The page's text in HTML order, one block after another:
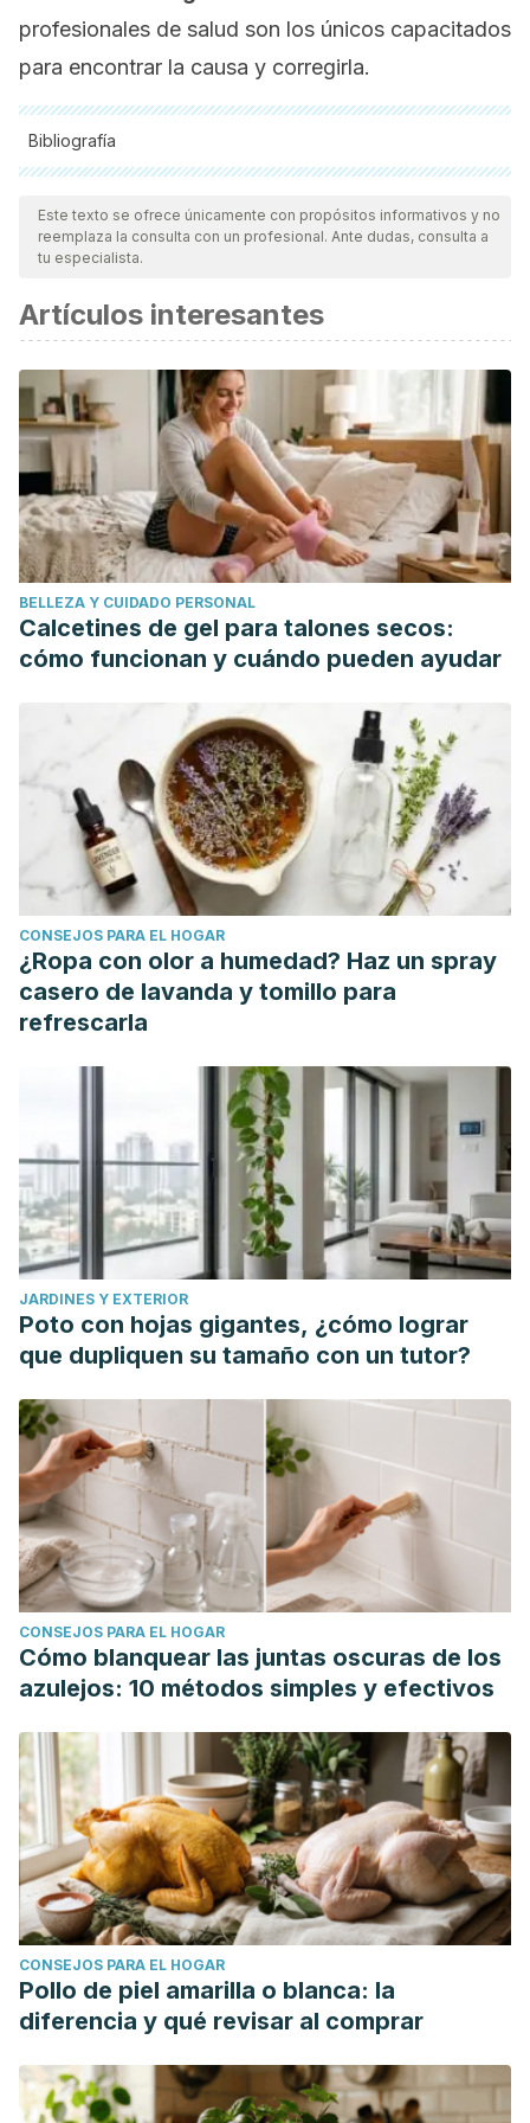
profesionales de salud son los únicos capacitados
para encontrar la causa y corregirla.
Bibliografía
Todas las fuentes citadas fueron revisadas a profundidad por
nuestro equipo, para asegurar su calidad, confiabilidad,
vigencia y validez.La bibliografía de este artículo fue
científica.
Abarca, A. (2016). Ejercicio como tratamiento anti-
inflamatorio. Medicina Legal de Costa Rica, 33(1), 228-233.
Disponible en: https://www.scielo.sa.cr/scielo.php?
script=sci_abstract&pid=S1409-
00152016000100228&lng=en
de la Calle-Fabregat, C., Rodríguez-Ubreva, J., Ciudad, L.,
Ramírez, J., Celis, R., Azuaga, A. B., Cuervo, A., Graell, E.,
Pérez-García, C., Díaz-Torné, C., Salvador, G., Gómez-
Puerta, J. A., Haro, I., Sanmartí, R., Cañete, J. D., & Ballestar,
E. (2022). The synovial and blood monocyte DNA
methylomes mirror prognosis, evolution, and treatment in
JCI Insight,
(9). Disponible en:
https://doi.org/10.1172/jci.insight.158783
García-Casal, M., & Pons-Garcia, H. (2014). Dieta e
inflamación.Anales Venezolanos de Nutrición,27 (1), 47-
56. Disponible en: http://ve.scielo.org/scielo.php?
script=sci_arttext&pid=S0798-
07522014000100009&lng=es&tlng=es.
García Díaz, M. F., Iglesias Fernández, N., Menéndez
Ordás, R. E., Pardo Vega, R., García González, V., &
Sánchez Fontecha, M. C. (2014). Utilidad de la serie blanca
infecciosa. Pediatría Atención Primaria, 16(64), e127-e131.
Recuperado de: https://dx.doi.org/10.4321/S1139-
76322014000500002
Hirose, S., Lin, Q., Ohtsuji, M., Nishimura, H., & Verbeek, J. S.
(2019). Monocyte subsets involved in the development of
systemic lupus erythematosus and rheumatoid
arthritis.
International immunology,31(11), 687–696.
Recuperado de: https://doi.org/10.1093/intimm/dxz036
Huerta Aragonés, J., Cela de Julián, E. (2018). Hematología
práctica: interpretación del hemograma y de las pruebas
de coagulación. En: AEPap (ed.). Curso de Actualización
Pediatría 2018. Madrid: Lúa Ediciones 3.0, 507-526.
Recuperado de:
https://www.aepap.org/sites/default/files/507-
526_hematologia_practica.pdf
Jordan, S., Tung, N., Casanova-Acebes, M., Chang, C.,
Cantoni, C., Zhang, D., Wirtz, T. H., Naik, S., Rose, S. A.,
Brocker, C. N., Gainullina, A., Hornburg, D., Horng, S., Maier,
B. B., Cravedi, P., LeRoith, D., Gonzalez, F. J., Meissner, F.,
Ochando, J., Rahman, A., … Merad, M. (2019). Dietary
Intake Regulates the Circulating Inflammatory Monocyte
Pool. Cell, 178(5), 1102–1114.e17. Disponible en:
https://doi.org/10.1016/j.cell.2019.07.050
León, B., López-Bravo, M., & Ardavín, C. (2005). Monocyte-
derived dendritic cells. Seminars in immunology, 17(4), 313–
318. Recuperado de:
https://doi.org/10.1016/j.smim.2005.05.013
Mangaonkar, A. A., Tande, A. J., & Bekele, D. I. (2021).
Differential Diagnosis and Workup of Monocytosis: A
Systematic Approach to a Common Hematologic Finding.
Current hematologic malignancy reports, 16(3), 267–275.
Recuperado de: https://doi.org/10.1007/s11899-021-00618-
Este texto se ofrece únicamente con propósitos informativos y no
reemplaza la consulta con un profesional. Ante dudas, consulta a
tu especialista.
Artículos interesantes
BELLEZA Y CUIDADO PERSONAL
Calcetines de gel para talones secos:
cómo funcionan y cuándo pueden ayudar
CONSEJOS PARA EL HOGAR
¿Ropa con olor a humedad? Haz un spray
casero de lavanda y tomillo para
refrescarla
JARDINES Y EXTERIOR
Poto con hojas gigantes, ¿cómo lograr
que dupliquen su tamaño con un tutor?
CONSEJOS PARA EL HOGAR
Cómo blanquear las juntas oscuras de los
azulejos: 10 métodos simples y efectivos
CONSEJOS PARA EL HOGAR
Pollo de piel amarilla o blanca: la
diferencia y qué revisar al comprar